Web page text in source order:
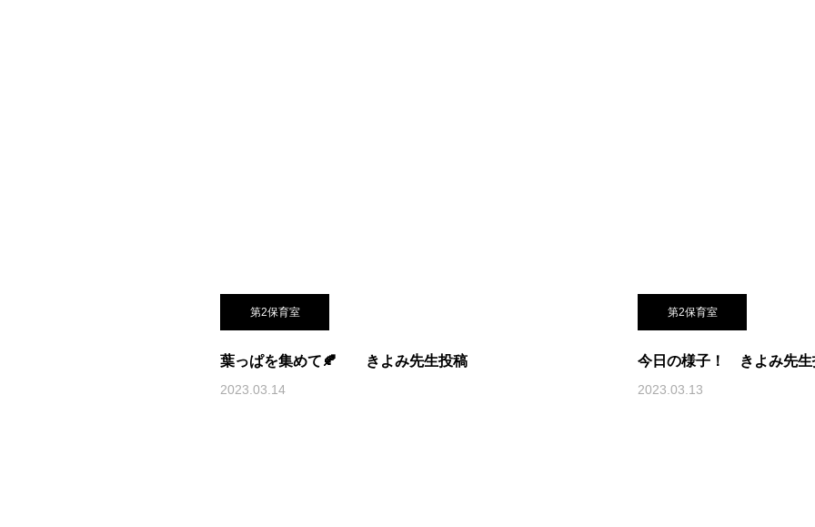
第2保育室
葉っぱを集めて🍂 きよみ先生投稿
2023.03.14
第2保育室
今日の様子！ きよみ先生
2023.03.13